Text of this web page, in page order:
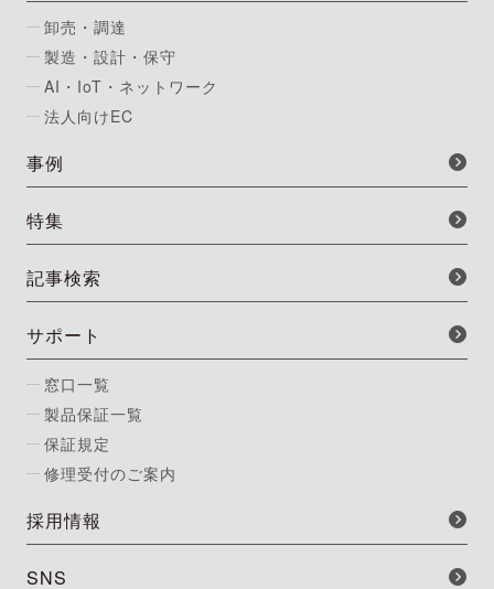
卸売・調達
製造・設計・保守
AI・IoT・ネットワーク
法人向けEC
事例
特集
記事検索
サポート
窓口一覧
製品保証一覧
保証規定
修理受付のご案内
採用情報
SNS